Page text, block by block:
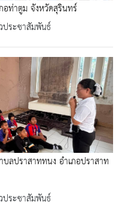
อท่าตูม จังหวัดสุรินทร์
ระชาสัมพันธ์
บลปราสาททนง อำเภอปราสาท